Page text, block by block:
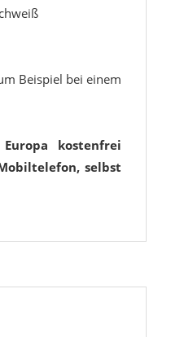
Beispiel bei einem
kostenfrei
selbst